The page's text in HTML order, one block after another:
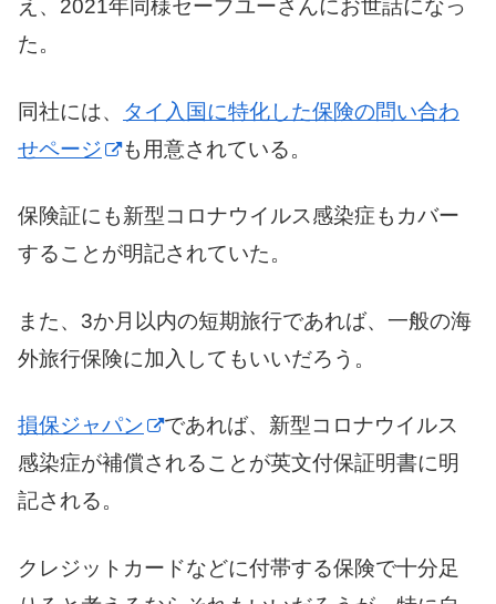
え、2021年同様セーブユーさんにお世話になっ
た。
同社には、 タイ入国に特化した保険の問い合わ
せページ
も用意されている。
保険証にも新型コロナウイルス感染症もカバー
することが明記されていた。
また、3か月以内の短期旅行であれば、一般の海
外旅行保険に加入してもいいだろう。
損保ジャパン
であれば、新型コロナウイルス
感染症が補償されることが英文付保証明書に明
記される。
クレジットカードなどに付帯する保険で十分足